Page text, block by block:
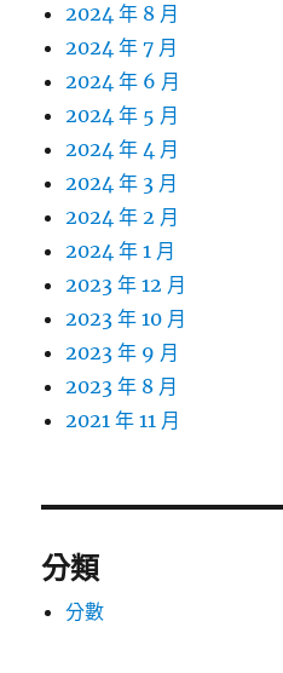
2024 年 8 月
2024 年 7 月
2024 年 6 月
2024 年 5 月
2024 年 4 月
2024 年 3 月
2024 年 2 月
2024 年 1 月
2023 年 12 月
2023 年 10 月
2023 年 9 月
2023 年 8 月
2021 年 11 月
分類
分數